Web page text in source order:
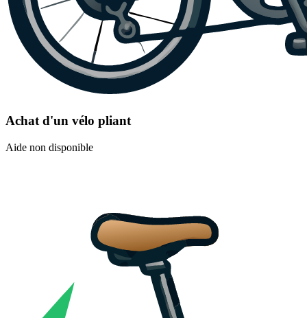
Achat d'un vélo pliant
Aide non disponible